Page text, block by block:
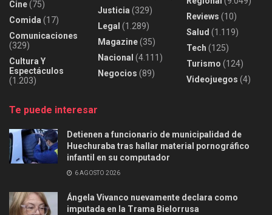
Cine(75)
Comida (17)
Comunicaciones
(329)
Cultura Y
Espectáculos
(1.203)
Justicia (329)
Legal (1.289)
Magazine(35)
Nacional (4.111)
Negocios (89)
Reviews (10)
Salud (1.119)
Tech (125)
Turismo (124)
Videojuegos (4)
Te puede interesar
Detienen a funcionario de municipalidad de
Huechuraba tras hallar material pornográfico
infantil en su computador
6 AGOSTO 2026
Ángela Vivanco nuevamente declara como
imputada en la Trama Bielorrusa